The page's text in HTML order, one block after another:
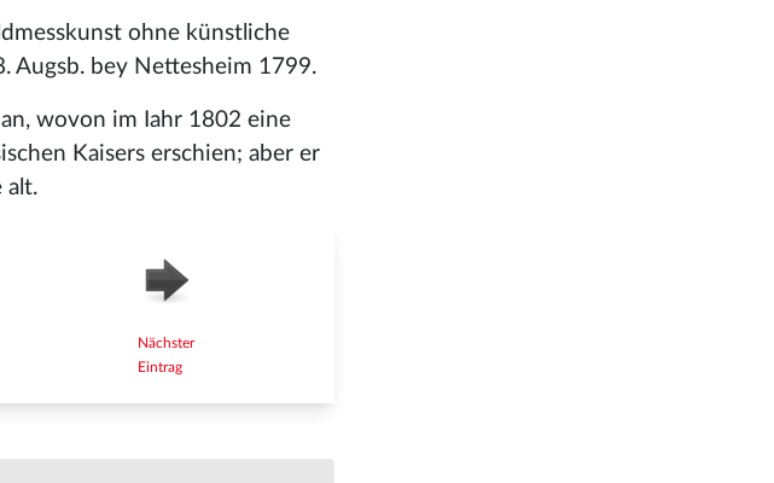
ohne künstliche
Augsb. bey Nettesheim 1799.
wovon im Iahr 1802 eine
Kaisers erschien; aber er
alt.
Nächster
Eintrag